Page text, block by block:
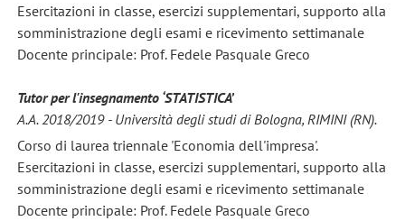
Esercitazioni in classe, esercizi supplementari, supporto alla
somministrazione degli esami e ricevimento settimanale
Docente principale: Prof. Fedele Pasquale Greco
Tutor per l'insegnamento ‘STATISTICA’
A.A. 2018/2019 - Università degli studi di Bologna, RIMINI (RN).
Corso di laurea triennale 'Economia dell'impresa'.
Esercitazioni in classe, esercizi supplementari, supporto alla
somministrazione degli esami e ricevimento settimanale
Docente principale: Prof. Fedele Pasquale Greco